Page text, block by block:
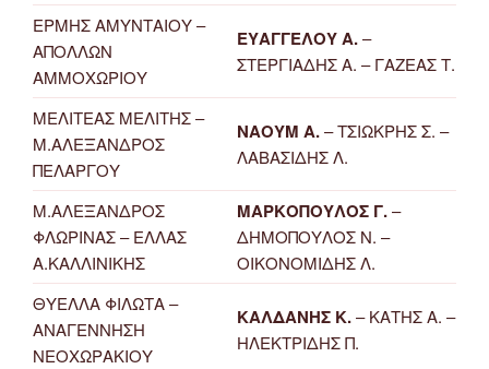
ΕΡΜΗΣ ΑΜΥΝΤΑΙΟΥ –
ΑΠΟΛΛΩΝ
ΑΜΜΟΧΩΡΙΟΥ
ΕΥΑΓΓΕΛΟΥ Α.–
ΣΤΕΡΓΙΑΔΗΣ Α. – ΓΑΖΕΑΣ Τ.
ΜΕΛΙΤΕΑΣ ΜΕΛΙΤΗΣ –
Μ.ΑΛΕΞΑΝΔΡΟΣ
ΠΕΛΑΡΓΟΥ
ΝΑΟΥΜ Α.– ΤΣΙΩΚΡΗΣ Σ. –
ΛΑΒΑΣΙΔΗΣ Λ.
Μ.ΑΛΕΞΑΝΔΡΟΣ
ΦΛΩΡΙΝΑΣ – ΕΛΛΑΣ
Α.ΚΑΛΛΙΝΙΚΗΣ
ΜΑΡΚΟΠΟΥΛΟΣ Γ.–
ΔΗΜΟΠΟΥΛΟΣ Ν. –
ΟΙΚΟΝΟΜΙΔΗΣ Λ.
ΘΥΕΛΛΑ ΦΙΛΩΤΑ –
ΑΝΑΓΕΝΝΗΣΗ
ΝΕΟΧΩΡΑΚΙΟΥ
ΚΑΛΔΑΝΗΣ Κ.– ΚΑΤΗΣ Α. –
ΗΛΕΚΤΡΙΔΗΣ Π.